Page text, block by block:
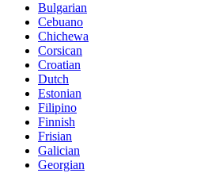
Bulgarian
Cebuano
Chichewa
Corsican
Croatian
Dutch
Estonian
Filipino
Finnish
Frisian
Galician
Georgian